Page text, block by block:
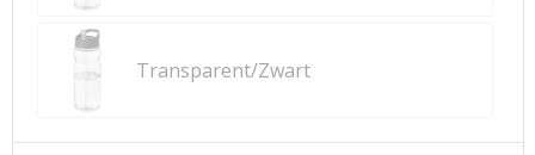
Transparent/Zwart